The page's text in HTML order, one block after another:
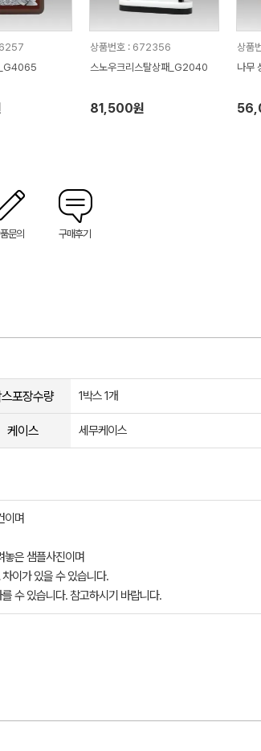
상품번호 : 672356
스노우크리스탈상패_G2040
81,500원
상품
나무
문의 구매후기
포장수량 1박스 1개
케이스 세무케이스
이며
은 샘플사진이며
이가 있을 수 있습니다.
수 있습니다. 참고하시기 바랍니다.